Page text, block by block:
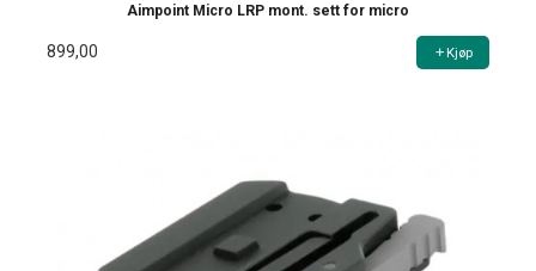
Aimpoint Micro LRP mont. sett for micro
899,00 Kjøp